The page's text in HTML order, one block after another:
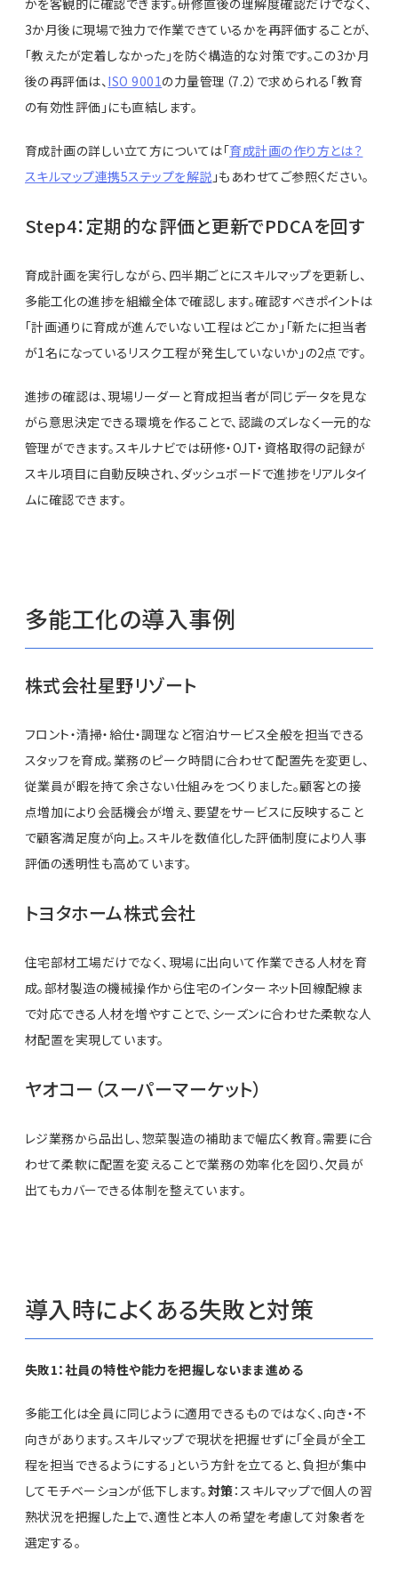
3か月後に現場で独力で作業できているかを再評価することが、
「教えたが定着しなかった」を防ぐ構造的な対策です。この3か月
後の再評価は、 ISO 9001 の力量管理（7.2）で求められる「教育
の有効性評価」にも直結します。
育成計画の詳しい立て方については「育成計画の作り方とは？
スキルマップ連携5ステップを解説 」もあわせてご参照ください。
Step4：定期的な評価と更新でPDCAを回す
育成計画を実行しながら、四半期ごとにスキルマップを更新し、
多能工化の進捗を組織全体で確認します。確認すべきポイントは
「計画通りに育成が進んでいない工程はどこか」「新たに担当者
が1名になっているリスク工程が発生していないか」の2点です。
進捗の確認は、現場リーダーと育成担当者が同じデータを見な
がら意思決定できる環境を作ることで、認識のズレなく一元的な
管理ができます。スキルナビでは研修・OJT・資格取得の記録が
スキル項目に自動反映され、ダッシュボードで進捗をリアルタイ
ムに確認できます。
多能工化の導入事例
株式会社星野リゾート
フロント・清掃・給仕・調理など宿泊サービス全般を担当できる
スタッフを育成。業務のピーク時間に合わせて配置先を変更し、
従業員が暇を持て余さない仕組みをつくりました。顧客との接
点増加により会話機会が増え、要望をサービスに反映すること
で顧客満足度が向上。スキルを数値化した評価制度により人事
評価の透明性も高めています。
トヨタホーム株式会社
住宅部材工場だけでなく、現場に出向いて作業できる人材を育
成。部材製造の機械操作から住宅のインターネット回線配線ま
で対応できる人材を増やすことで、シーズンに合わせた柔軟な人
材配置を実現しています。
ヤオコー（スーパーマーケット）
レジ業務から品出し、惣菜製造の補助まで幅広く教育。需要に合
わせて柔軟に配置を変えることで業務の効率化を図り、欠員が
出てもカバーできる体制を整えています。
導入時によくある失敗と対策
失敗1：社員の特性や能力を把握しないまま進める
多能工化は全員に同じように適用できるものではなく、向き・不
向きがあります。スキルマップで現状を把握せずに「全員が全工
程を担当できるようにする」という方針を立てると、負担が集中
してモチベーションが低下します。対策：スキルマップで個人の習
熟状況を把握した上で、適性と本人の希望を考慮して対象者を
選定する。